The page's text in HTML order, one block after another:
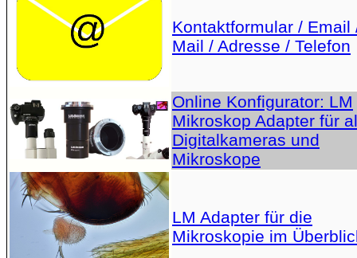
Kontaktformular / Email
Mail / Adresse / Telefon
Online Konfigurator: LM
Mikroskop Adapter für
Digitalkameras und
Mikroskope
LM Adapter für die
Mikroskopie im